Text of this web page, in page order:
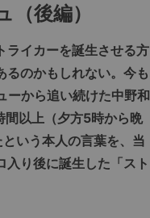
（後編）
ライカーを誕生させる方
るのかもしれない。今も
ーから追い続けた中野和
以上（夕方5時から晩
いう本人の言葉を、当
り後に誕生した「スト